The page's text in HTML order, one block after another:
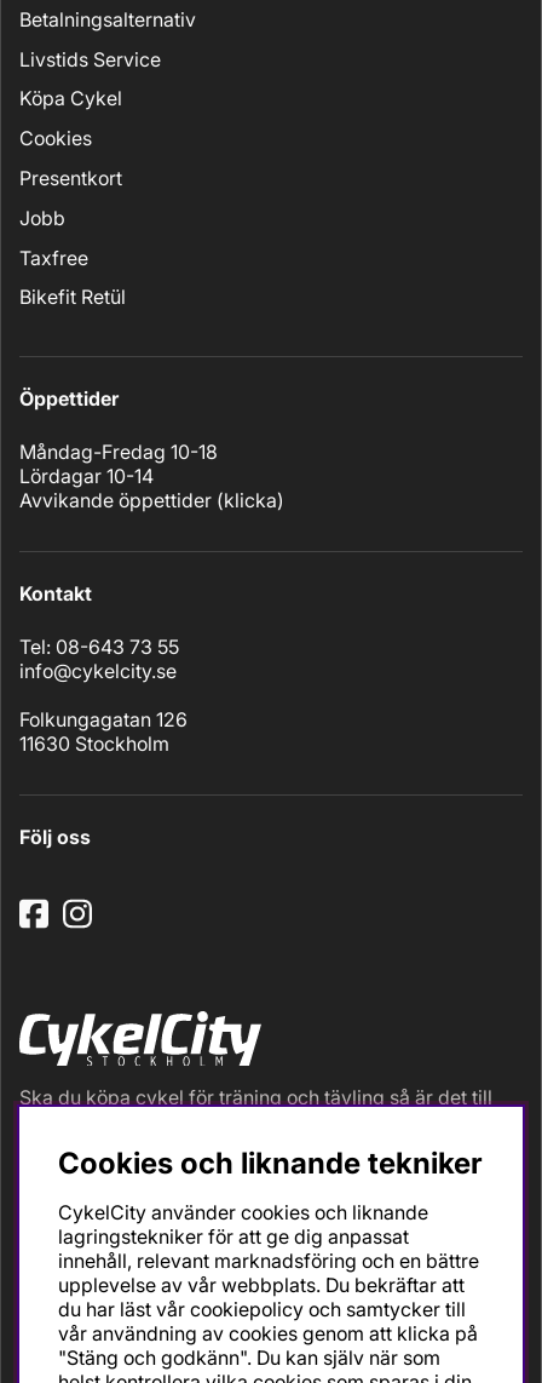
Betalningsalternativ
Livstids Service
Köpa Cykel
Cookies
Presentkort
Jobb
Taxfree
Bikefit Retül
Öppettider
Måndag-Fredag 10-18
Lördagar 10-14
Avvikande öppettider (klicka)
Kontakt
Tel: 08-643 73 55
info@cykelcity.se
Folkungagatan 126
11630 Stockholm
Följ oss
Ska du köpa cykel för träning och tävling så är det till
Vi är en mycket personlig cykelaffär med hög
servicegrad och alla vi som jobbar är inbitna cyklister
och dess produkter. Gör din bästa cykelaffär på
CykelCity!
Cookies och liknande tekniker
CykelCity använder cookies och liknande
lagringstekniker för att ge dig anpassat
innehåll, relevant marknadsföring och en bättre
upplevelse av vår webbplats. Du bekräftar att
du har läst vår cookiepolicy och samtycker till
vår användning av cookies genom att klicka på
"Stäng och godkänn". Du kan själv när som